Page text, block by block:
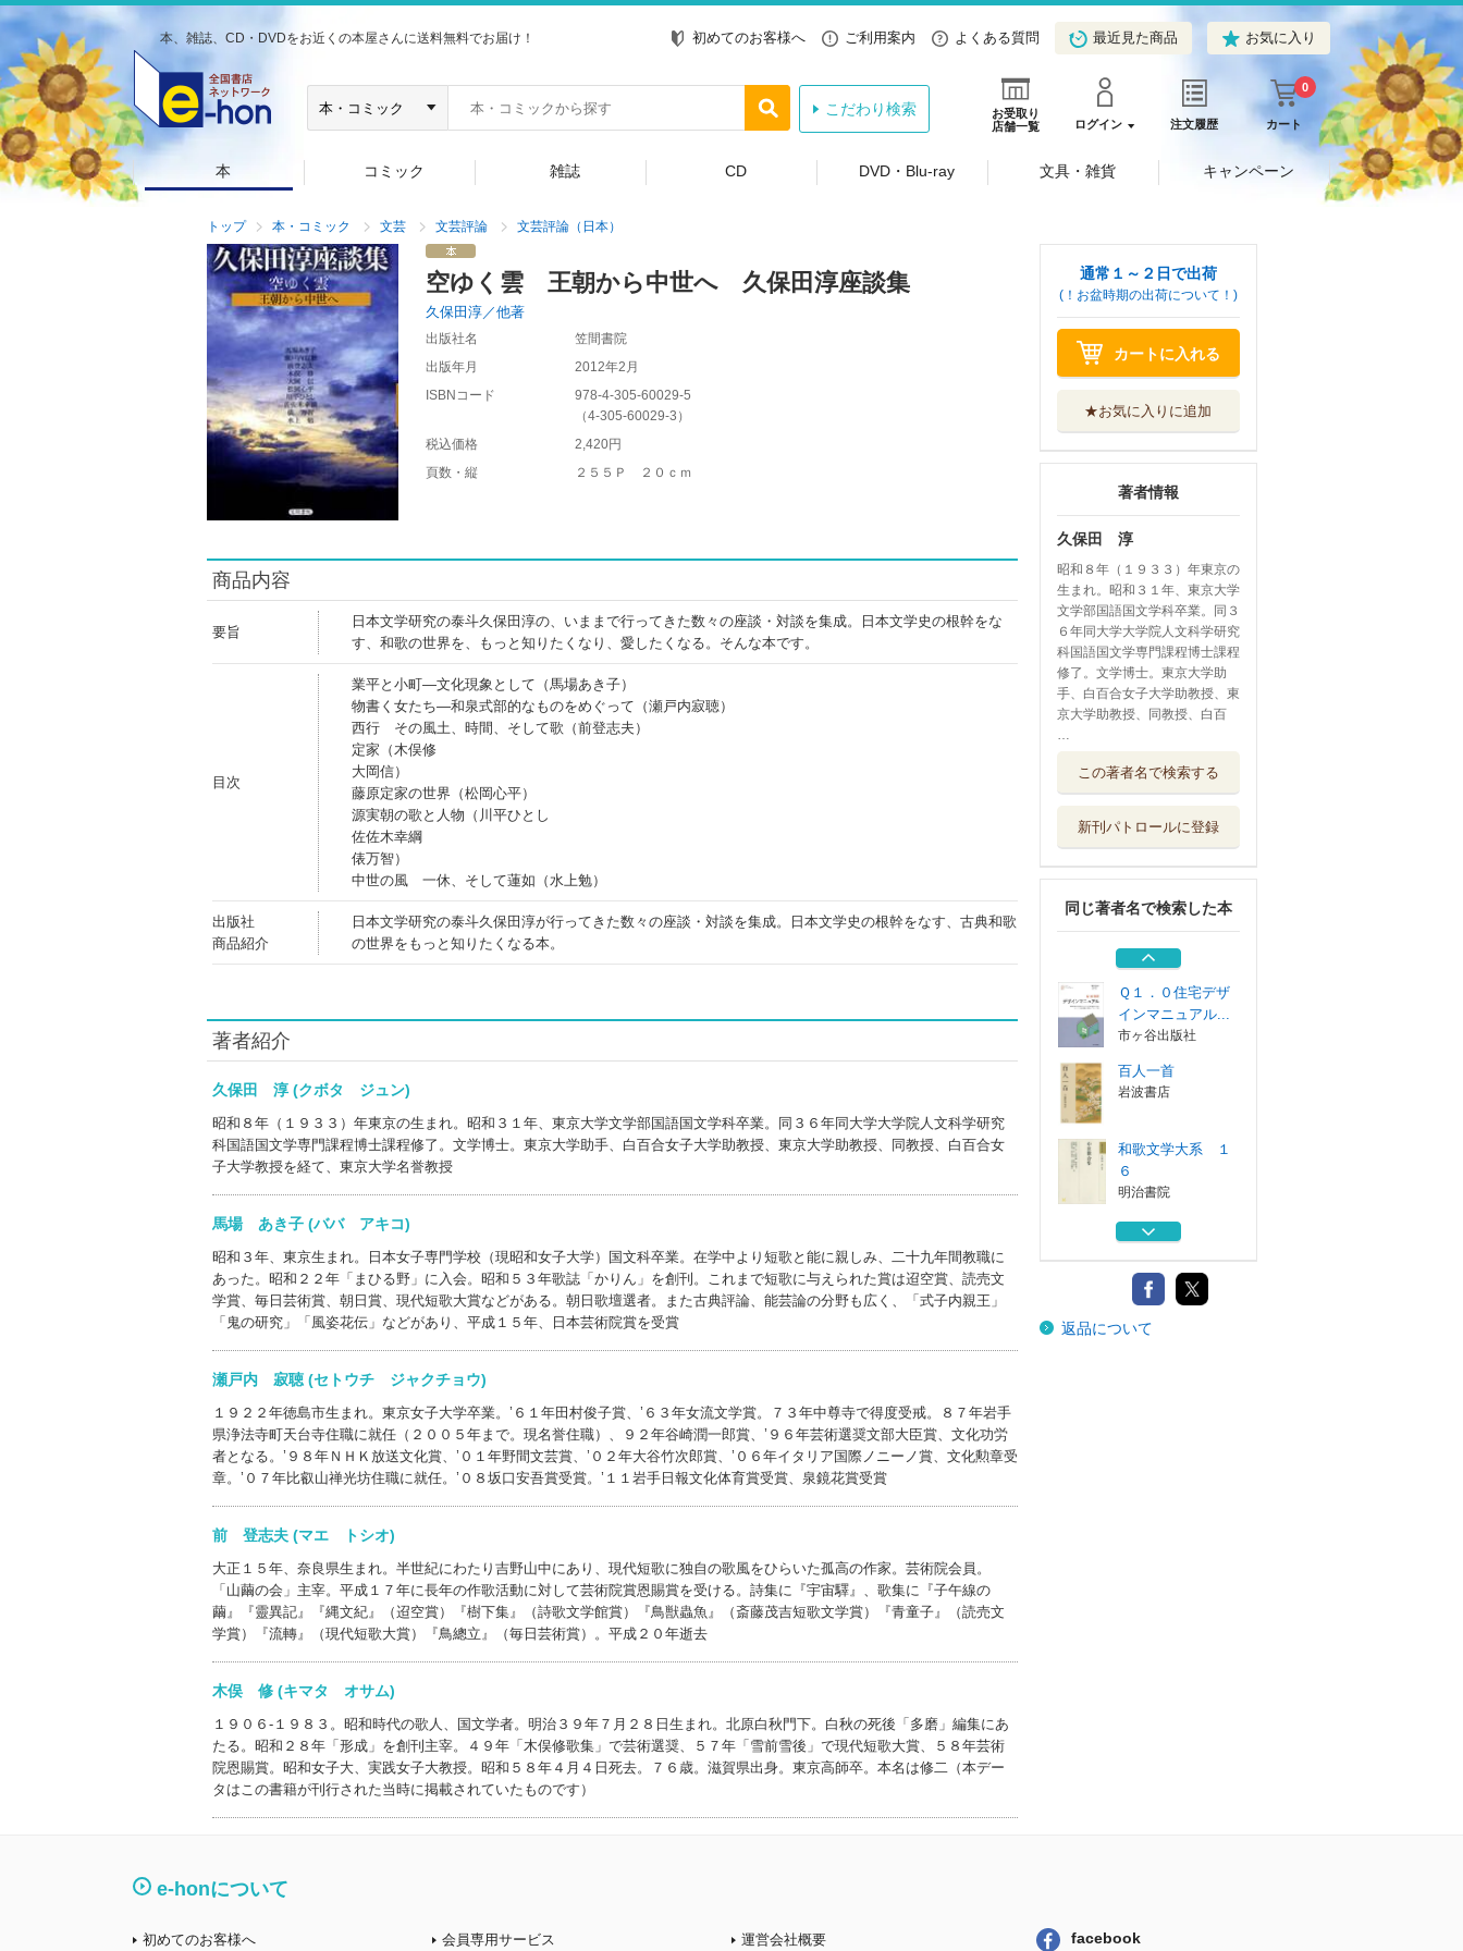
本、雑誌、CD・DVDをお近くの本屋さんに送料無料でお届け！ 初めてのお客様へ ご利用案内 よくある質問 最近見た商品 お気に入り
お受取り
店舗一覧
ログイン 注文履歴 カート
0
こだわり検索
本 コミック 雑誌 CD DVD・Blu-ray 文具・雑貨 キャンペーン
トップ 本・コミック 文芸 文芸評論 文芸評論（日本）
空ゆく雲 王朝から中世へ 久保田淳座談集
久保田淳／他著
出版社名
笠間書院
出版年月
2012年2月
ISBNコード
978-4-305-60029-5
（4-305-60029-3 ）
税込価格
2,420円
頁数・縦
２５５Ｐ ２０ｃｍ
商品内容
要旨
日本文学研究の泰斗久保田淳の、いままで行ってきた数々の座談・対談を集成。日本文学史の根幹をな
す、和歌の世界を、もっと知りたくなり、愛したくなる。そんな本です。
目次
業平と小町―文化現象として（馬場あき子）
物書く女たち―和泉式部的なものをめぐって（瀬戸内寂聴）
西行 その風土、時間、そして歌（前登志夫）
定家（木俣修
大岡信）
藤原定家の世界（松岡心平）
源実朝の歌と人物（川平ひとし
佐佐木幸綱
俵万智）
中世の風 一休、そして蓮如（水上勉）
出版社
商品紹介
日本文学研究の泰斗久保田淳が行ってきた数々の座談・対談を集成。日本文学史の根幹をなす、古典和歌
の世界をもっと知りたくなる本。
著者紹介
久保田 淳 (クボタ ジュン)
昭和８年（１９３３）年東京の生まれ。昭和３１年、東京大学文学部国語国文学科卒業。同３６年同大学大学院人文科学研究
科国語国文学専門課程博士課程修了。文学博士。東京大学助手、白百合女子大学助教授、東京大学助教授、同教授、白百合女
子大学教授を経て、東京大学名誉教授
馬場 あき子 (ババ アキコ)
昭和３年、東京生まれ。日本女子専門学校（現昭和女子大学）国文科卒業。在学中より短歌と能に親しみ、二十九年間教職に
あった。昭和２２年「まひる野」に入会。昭和５３年歌誌「かりん」を創刊。これまで短歌に与えられた賞は迢空賞、読売文
学賞、毎日芸術賞、朝日賞、現代短歌大賞などがある。朝日歌壇選者。また古典評論、能芸論の分野も広く、「式子内親王」
「鬼の研究」「風姿花伝」などがあり、平成１５年、日本芸術院賞を受賞
瀬戸内 寂聴 (セトウチ ジャクチョウ)
１９２２年徳島市生まれ。東京女子大学卒業。’６１年田村俊子賞、’６３年女流文学賞。７３年中尊寺で得度受戒。８７年岩手
県浄法寺町天台寺住職に就任（２００５年まで。現名誉住職）、９２年谷崎潤一郎賞、’９６年芸術選奨文部大臣賞、文化功労
者となる。’９８年ＮＨＫ放送文化賞、’０１年野間文芸賞、’０２年大谷竹次郎賞、’０６年イタリア国際ノニーノ賞、文化勲章受
章。’０７年比叡山禅光坊住職に就任。’０８坂口安吾賞受賞。’１１岩手日報文化体育賞受賞、泉鏡花賞受賞
前 登志夫 (マエ トシオ)
大正１５年、奈良県生まれ。半世紀にわたり吉野山中にあり、現代短歌に独自の歌風をひらいた孤高の作家。芸術院会員。
「山繭の会」主宰。平成１７年に長年の作歌活動に対して芸術院賞恩賜賞を受ける。詩集に『宇宙驛』、歌集に『子午線の
繭』『靈異記』『縄文紀』（迢空賞）『樹下集』（詩歌文学館賞）『鳥獣蟲魚』（斎藤茂吉短歌文学賞）『青童子』（読売文
学賞）『流轉』（現代短歌大賞）『鳥總立』（毎日芸術賞）。平成２０年逝去
木俣 修 (キマタ オサム)
１９０６‐１９８３。昭和時代の歌人、国文学者。明治３９年７月２８日生まれ。北原白秋門下。白秋の死後「多磨」編集にあ
たる。昭和２８年「形成」を創刊主宰。４９年「木俣修歌集」で芸術選奨、５７年「雪前雪後」で現代短歌大賞、５８年芸術
院恩賜賞。昭和女子大、実践女子大教授。昭和５８年４月４日死去。７６歳。滋賀県出身。東京高師卒。本名は修二（本デー
タはこの書籍が刊行された当時に掲載されていたものです）
通常１～２日で出荷
(！お盆時期の出荷について！)
カートに入れる
★お気に入りに追加
著者情報
久保田 淳
昭和８年（１９３３）年東京の
生まれ。昭和３１年、東京大学
文学部国語国文学科卒業。同３
６年同大学大学院人文科学研究
科国語国文学専門課程博士課程
修了。文学博士。東京大学助
手、白百合女子大学助教授、東
京大学助教授、同教授、白百
…
この著者名で検索する
新刊パトロールに登録
同じ著者名で検索した本
６
和歌文学大系 ８
藤原俊成
吉川弘文館
Ｑ１．０住宅デザ
インマニュアル...
市ヶ谷出版社
百人一首
岩波書店
和歌文学大系 １
６
明治書院
和歌文学大系 ８
藤原俊成
吉川弘文館
返品について
e-honについて
初めてのお客様へ 会員専用サービス 運営会社概要 facebook